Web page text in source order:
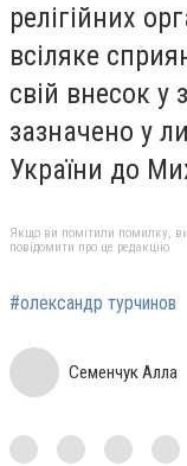
релігійних
всіляке
свій внесок у
зазначено у
України до
Якщо ви помітили помилку,
повідомити про це редакцію
#олександр турчинов
Семенчук Алла